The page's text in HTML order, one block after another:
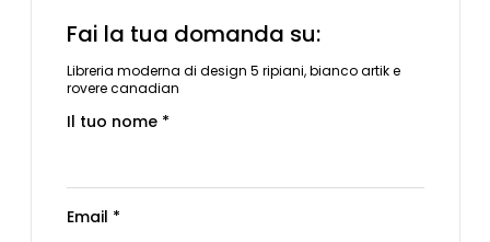
Fai la tua domanda su:
Libreria moderna di design 5 ripiani, bianco artik e
rovere canadian
Il tuo nome *
Email *